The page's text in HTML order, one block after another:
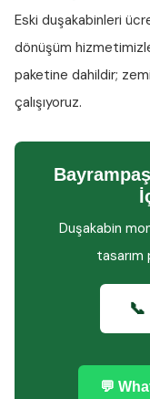
Eski duşakabinleri
dönüşüm
paketine dahildir;
çalışıyoruz.
Duşakabin
tasarım
💬